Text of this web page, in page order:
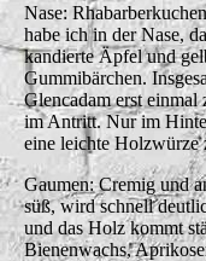
Nase:
habe ich in der Nase,
kandierte Äpfel und
Gummibärchen.
Glencadam erst einmal
im Antritt. Nur im
eine leichte Holzwürze
Gaumen: Cremig und
süß, wird schnell
und das Holz kommt
Bienenwachs,